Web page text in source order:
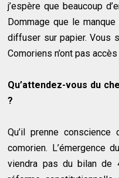
j’espère que beaucoup
Dommage que le
diffuser sur papier. Vous
Comoriens n’ont pas
Qu’attendez-vous du
?
Qu’il prenne
comorien. L’émergence
viendra pas du bilan de